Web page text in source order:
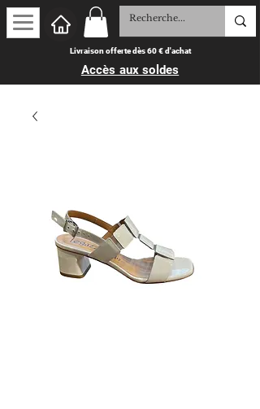
Livraison offerte dès 60 € d'achat
Accès aux soldes